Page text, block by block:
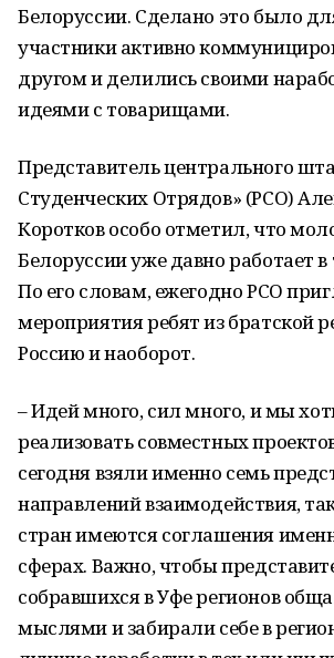
Белоруссии. Сделано это было
участники активно
другом и делились своими
идеями с товарищами.
Представитель центрального
Студенческих Отрядов» (РСО)
Коротков особо отметил, что
Белоруссии уже давно работает в
По его словам, ежегодно РСО
мероприятия ребят из братской
Россию и наоборот.
– Идей много, сил много, и мы
реализовать совместных
сегодня взяли именно семь
направлений взаимодействия,
стран имеются соглашения
сферах. Важно, чтобы
собравшихся в Уфе регионов
мыслями и забирали себе в